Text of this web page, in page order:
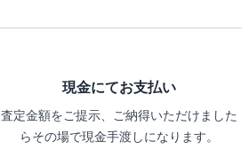
現金にてお支払い
査定金額をご提示、ご納得いただけました
らその場で現金手渡しになります。